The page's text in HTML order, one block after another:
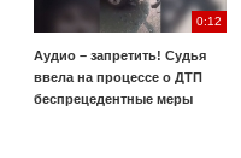
0:12
Аудио – запретить! Судья
ввела на процессе о ДТП
беспрецедентные меры